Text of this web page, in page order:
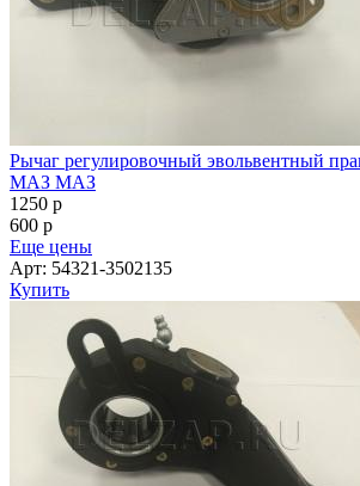
Рычаг регулировочный эвольвентный
МАЗ МАЗ
1250 p
600 p
Еще цены
Арт: 54321-3502135
Купить